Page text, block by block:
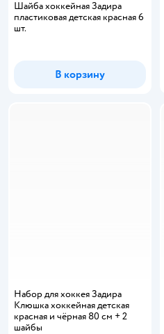
Шайба хоккейная Задира
пластиковая детская красная 6
шт.
В корзину
Набор для хоккея Задира
Клюшка хоккейная детская
красная и чёрная 80 см + 2
шайбы